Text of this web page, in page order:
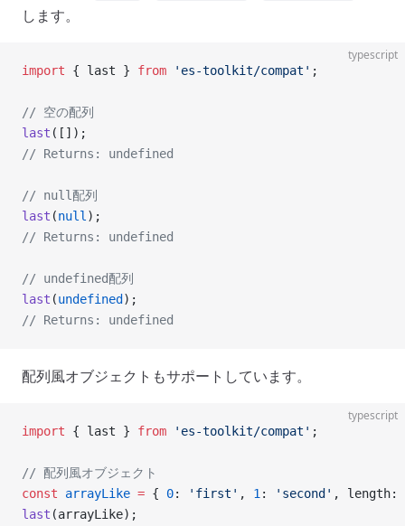
します。
typescript
import { last } from 'es-toolkit/compat' ;
// 空の配列
last ([]);
// Returns: undefined
// null配列
last (null );
// Returns: undefined
// undefined配列
last (undefined );
// Returns: undefined
配列風オブジェクトもサポートしています。
typescript
import { last } from 'es-toolkit/compat' ;
// 配列風オブジェクト
const arrayLike = { 0: 'first' , 1 : 'second' , length:
last (arrayLike);